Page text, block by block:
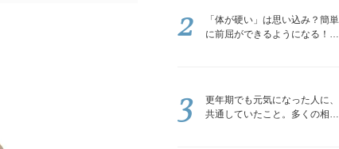
「体が硬い」は思い込み？簡単
に前屈ができるようになる！腿
2
更年期でも元気になった人に、
共通していたこと。多くの相談
3